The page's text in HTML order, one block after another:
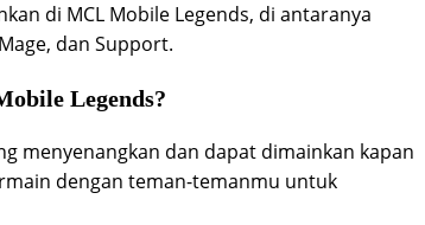
di MCL Mobile Legends, di antaranya
dan Support.
Legends?
menyenangkan dan dapat dimainkan kapan
dengan teman-temanmu untuk